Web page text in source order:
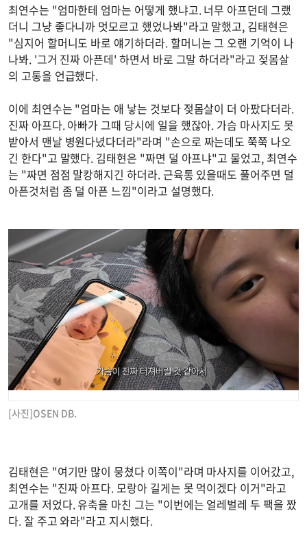
최연수는 "엄마한테 엄마는 어떻게 했냐고. 너무 아프던데 그랬
더니 그냥 좋다니까 멋모르고 했었나봐"라고 말했고, 김태현은
"심지어 할머니도 바로 얘기하더라. 할머니는 그 오랜 기억이 나
나봐. '그거 진짜 아픈데' 하면서 바로 그말 하더라"라고 젖몸살
의 고통을 언급했다.
이에 최연수는 "엄마는 애 낳는 것보다 젖몸살이 더 아팠다더라.
진짜 아프다. 아빠가 그때 당시에 일을 했잖아. 가슴 마사지도 못
받아서 맨날 병원다녔다더라"라며 "손으로 짜는데도 쭉쭉 나오
긴 한다"고 말했다. 김태현은 "짜면 덜 아프냐"고 물었고, 최연수
는 "짜면 점점 말캉해지긴 하더라. 근육통 있을때도 풀어주면 덜
아픈것처럼 좀 덜 아픈 느낌"이라고 설명했다.
[사진]OSEN DB.
김태현은 "여기만 많이 뭉쳤다 이쪽이"라며 마사지를 이어갔고,
최연수는 "진짜 아프다. 모랑아 길게는 못 먹이겠다 이거"라고
고개를 저었다. 유축을 마친 그는 "이번에는 얼레벌레 두 팩을 짰
다. 잘 주고 와라"라고 지시했다.